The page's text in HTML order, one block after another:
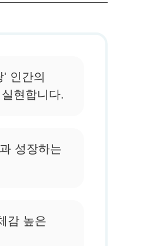
인간의
현합니다.
성장하는
감 높은